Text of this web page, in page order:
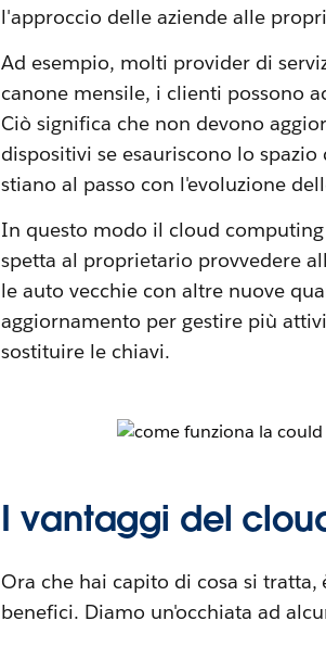
l'approccio delle aziende alle
Ad esempio, molti provider di
canone mensile, i clienti possono
Ciò significa che non devono
dispositivi se esauriscono lo
stiano al passo con l'evoluzione
In questo modo il cloud
spetta al proprietario provvedere
le auto vecchie con altre nuove
aggiornamento per gestire più
sostituire le chiavi.
I vantaggi del
Ora che hai capito di cosa si
benefici. Diamo un'occhiata ad